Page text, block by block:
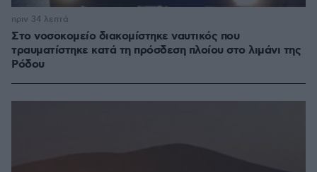
Στο νοσοκομείο διακομίστηκε ναυτικός που
τραυματίστηκε κατά τη πρόσδεση πλοίου στο λιμάνι της
Ρόδου
πριν 34 λεπτά